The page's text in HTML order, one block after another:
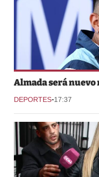
Almada será
DEPORTES-17:37